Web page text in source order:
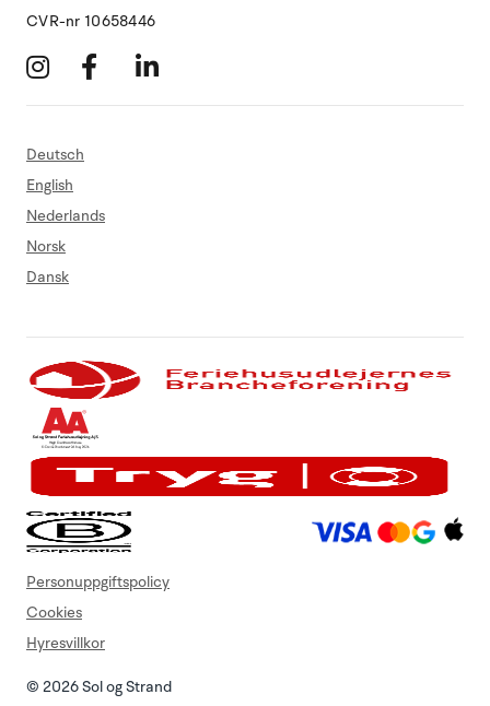
CVR-nr 10658446
Deutsch
English
Nederlands
Norsk
Dansk
© 2026 Sol og Strand
Personuppgiftspolicy
Cookies
Hyresvillkor